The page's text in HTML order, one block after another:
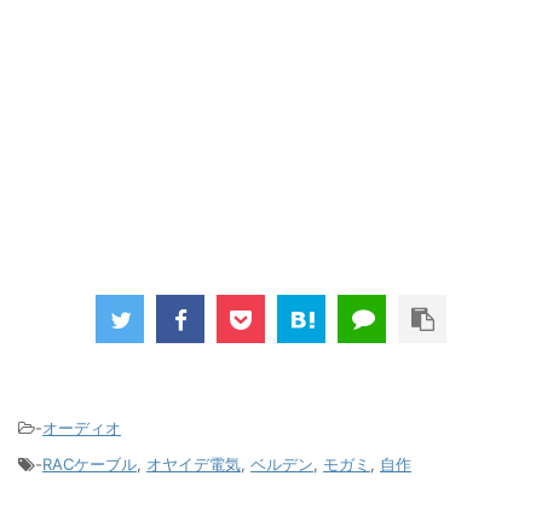
-オーディオ
-RACケーブル, オヤイデ電気, ベルデン, モガミ , 自作